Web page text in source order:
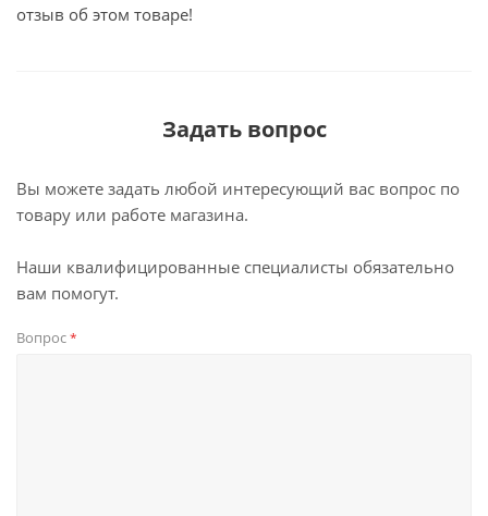
отзыв об этом товаре!
Задать вопрос
Вы можете задать любой интересующий вас вопрос по
товару или работе магазина.
Наши квалифицированные специалисты обязательно
вам помогут.
Вопрос*